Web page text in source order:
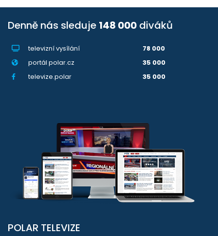
Denně nás sleduje 148 000 diváků
televizní vysílání
78 000
portál polar.cz
35 000
televize.polar
35 000
POLAR TELEVIZE